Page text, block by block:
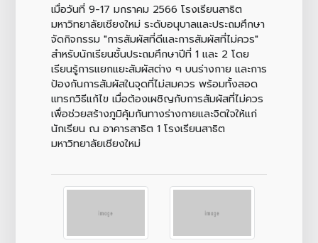
เมื่อวันที่ 9-17 มกราคม 2566 โรงเรียนสาธิต
มหาวิทยาลัยเชียงใหม่ ระดับอนุบาลและประถมศึกษา
จัดกิจกรรม "การสัมผัสที่ดีและการสัมผัสที่ไม่ควร"
สำหรับนักเรียนชั้นประถมศึกษาปีที่ 1 และ 2 โดย
เรียนรู้การแยกแยะสัมผัสต่าง ๆ บนร่างกาย และการ
ป้องกันการสัมผัสในจุดที่ไม่สมควร พร้อมทั้งสอด
แทรกวิธีแก้ไข เมื่อต้องเผชิญกับการสัมผัสที่ไม่ควร
เพื่อช่วยสร้างภูมิคุ้มกันทางร่างกายและจิตใจให้แก่
นักเรียน ณ อาคารสาธิต 1 โรงเรียนสาธิต
มหาวิทยาลัยเชียงใหม่